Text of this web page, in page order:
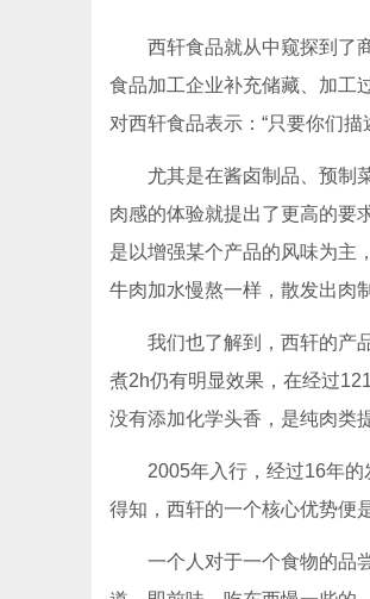
西轩食品就从中窥探到了
食品加工企业补充储藏、加工
对西轩食品表示：“只要你们
尤其是在酱卤制品、预制
肉感的体验就提出了更高的要
是以增强某个产品的风味为主
牛肉加水慢熬一样，散发出肉
我们也了解到，西轩的产
煮2h仍有明显效果，在经过
没有添加化学头香，是纯肉类
2005年入行，经过16年
得知，西轩的一个核心优势便
一个人对于一个食物的品